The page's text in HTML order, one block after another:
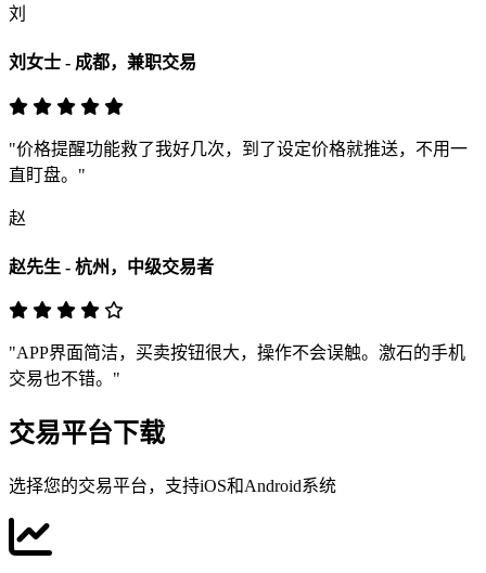
刘
刘女士 - 成都，兼职交易
"价格提醒功能救了我好几次，到了设定价格就推送，不用一
直盯盘。"
赵
赵先生 - 杭州，中级交易者
"APP界面简洁，买卖按钮很大，操作不会误触。激石的手机
交易也不错。"
交易平台下载
选择您的交易平台，支持iOS和Android系统